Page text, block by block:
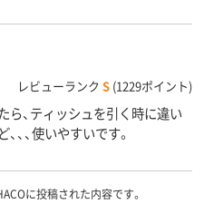
レビューランク S (1229ポイント)
ら、ティッシュを引く時に違い
、、使いやすいです。
に投稿された内容です。